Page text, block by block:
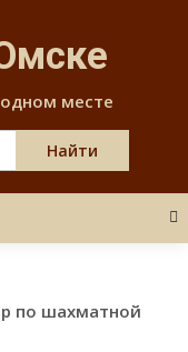
месте
по шахматной